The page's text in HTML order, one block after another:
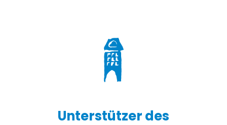
Unterstützer des